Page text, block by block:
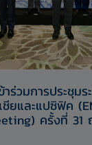
ร่วมการประชุม
ชียและแปซิฟิค
ครั้งที่ 31